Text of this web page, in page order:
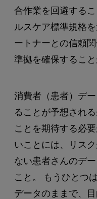
合作業を回避する
ルスケア標準規格
ートナーとの信頼
準拠を確保すること
消費者（患者）デ
ることが予想され
ことを期待する必
いことには、リス
ない患者さんのデ
こと。 もうひとつ
データのままで、